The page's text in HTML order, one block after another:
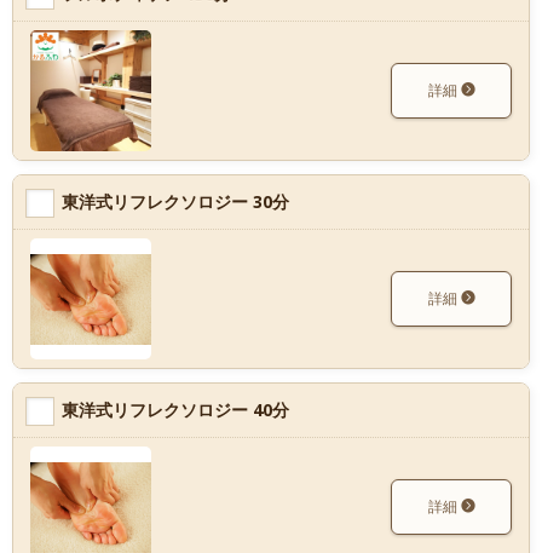
詳細
東洋式リフレクソロジー 30分
詳細
東洋式リフレクソロジー 40分
詳細